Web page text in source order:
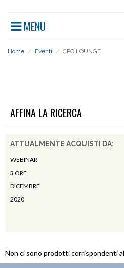
MENU
Home / Eventi / CPO LOUNGE
AFFINA LA RICERCA
ATTUALMENTE ACQUISTI DA:
WEBINAR
3 ORE
DICEMBRE
2020
Non ci sono prodotti corrispondenti